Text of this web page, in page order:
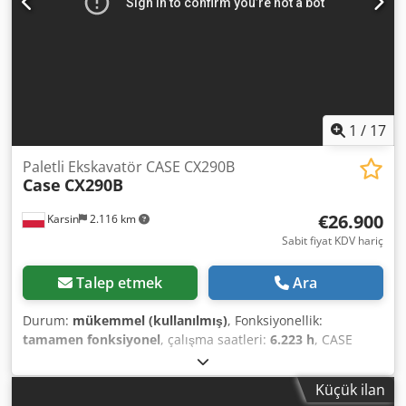
1 / 17
Karsin 2.116 km
Paletli Ekskavatör CASE CX290B
Case CX290B
€26.900
Sabit fiyat KDV hariç
Talep etmek Ara
Durum: mükemmel (kullanılmış), Fonksiyonellik:
tamamen fonksiyonel, çalışma saatleri: 6.223 h, CASE
CX290B Crawler Excavator Kawasaki Hydraulics Isuzu
Engine Technical Specifications: Csdsygy Awspfx Abrsha -
Engine: Isuzu AH-6HK1X (6-cylinder, turbocharged,Küçük ilan